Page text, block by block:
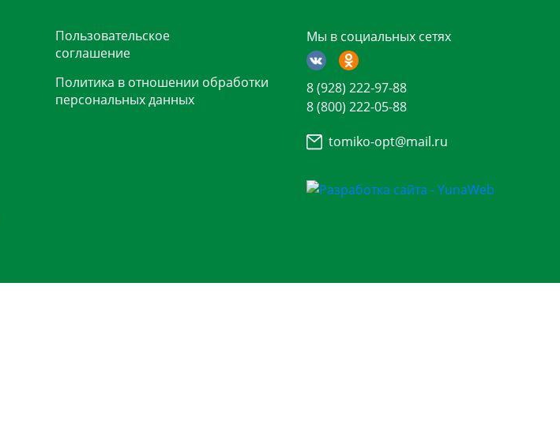
Пользовательское
соглашение
Политика в отношении обработки
персональных данных
Мы в социальных сетях
8 (928) 222-97-88
8 (800) 222-05-88
tomiko-opt@mail.ru